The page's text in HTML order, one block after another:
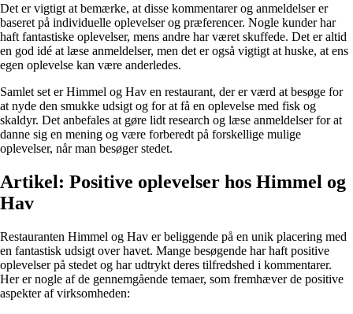
Det er vigtigt at bemærke, at disse kommentarer og anmeldelser er
baseret på individuelle oplevelser og præferencer. Nogle kunder har
haft fantastiske oplevelser, mens andre har været skuffede. Det er altid
en god idé at læse anmeldelser, men det er også vigtigt at huske, at ens
egen oplevelse kan være anderledes.
Samlet set er Himmel og Hav en restaurant, der er værd at besøge for
at nyde den smukke udsigt og for at få en oplevelse med fisk og
skaldyr. Det anbefales at gøre lidt research og læse anmeldelser for at
danne sig en mening og være forberedt på forskellige mulige
oplevelser, når man besøger stedet.
Artikel: Positive oplevelser hos Himmel og
Hav
Restauranten Himmel og Hav er beliggende på en unik placering med
en fantastisk udsigt over havet. Mange besøgende har haft positive
oplevelser på stedet og har udtrykt deres tilfredshed i kommentarer.
Her er nogle af de gennemgående temaer, som fremhæver de positive
aspekter af virksomheden: